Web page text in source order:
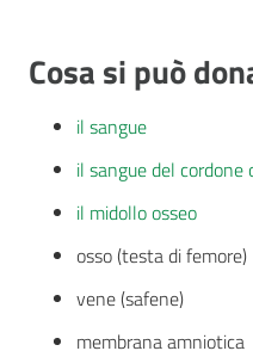
Cosa si può
il sangue
il sangue del cordone
il midollo osseo
osso (testa di femore)
vene (safene)
membrana amniotica